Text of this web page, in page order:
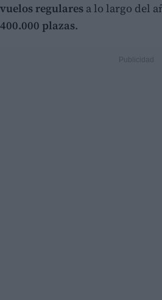
vuelos regulares a lo largo del
400.000 plazas.